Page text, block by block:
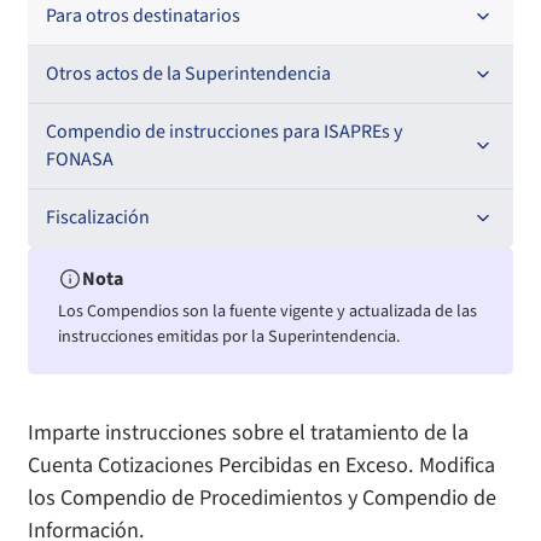
Oficios Circulares
Resoluciones
Oficios Circulares
Circulares
Circulares internas
Resoluciones
Para otros destinatarios
Circulares
Otros actos de la Superintendencia
Antecedentes preparatorios de normas que afecten a
EMT Ley N° 20.416
Comisión Evaluadora de Licitaciones Públicas
Convenios de colaboración
Declaración de patrimonio e intereses de autoridades
Estructura Orgánica
Informes de Fiscalización
Compendio de instrucciones para ISAPREs y
FONASA
Compendio Beneficios
Compendio de Archivos Maestros
Compendio Información
Compendio Procedimientos
Fiscalización
Informes de fiscalización
Sanciones aplicadas
Sanciones Agentes de Ventas
Sanciones a Isapres
Nota
Los Compendios son la fuente vigente y actualizada de las
instrucciones emitidas por la Superintendencia.
Imparte instrucciones sobre el tratamiento de la
Cuenta Cotizaciones Percibidas en Exceso. Modifica
los Compendio de Procedimientos y Compendio de
Información.